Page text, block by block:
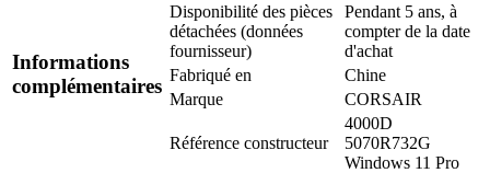
Informations
complémentaires
Disponibilité des pièces
détachées (données
fournisseur)
Pendant 5 ans, à
compter de la date
d'achat
Fabriqué en
Chine
Marque
CORSAIR
Référence constructeur
4000D
5070R732G
Windows 11 Pro